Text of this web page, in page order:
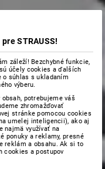
STRAUSS!
záleží! Bezchybné funkcie,
účely cookies a ďalších
o súhlas s ukladaním
výberu.
potrebujeme váš
zhromažďovať
stránke pomocou cookies
umelej inteligencii), ako aj
najmä využívať na
ponuky a reklamy, presné
reklám a obsahu. Ak si to
cookies a postupov